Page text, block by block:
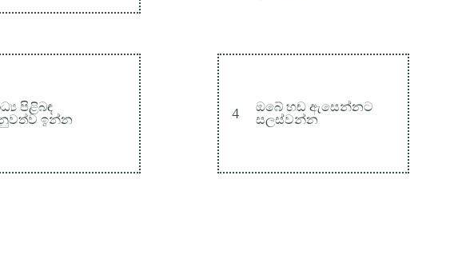
පිළිබඳ
ඉන්න
4
ඔබේ හඬ ඇසෙන්නට
සලස්වන්න